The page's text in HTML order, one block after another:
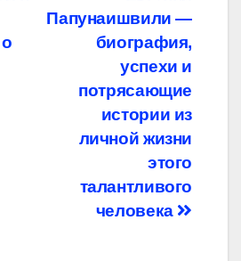
Папунаишвили —
биография,
успехи и
потрясающие
истории из
личной жизни
этого
талантливого
человека